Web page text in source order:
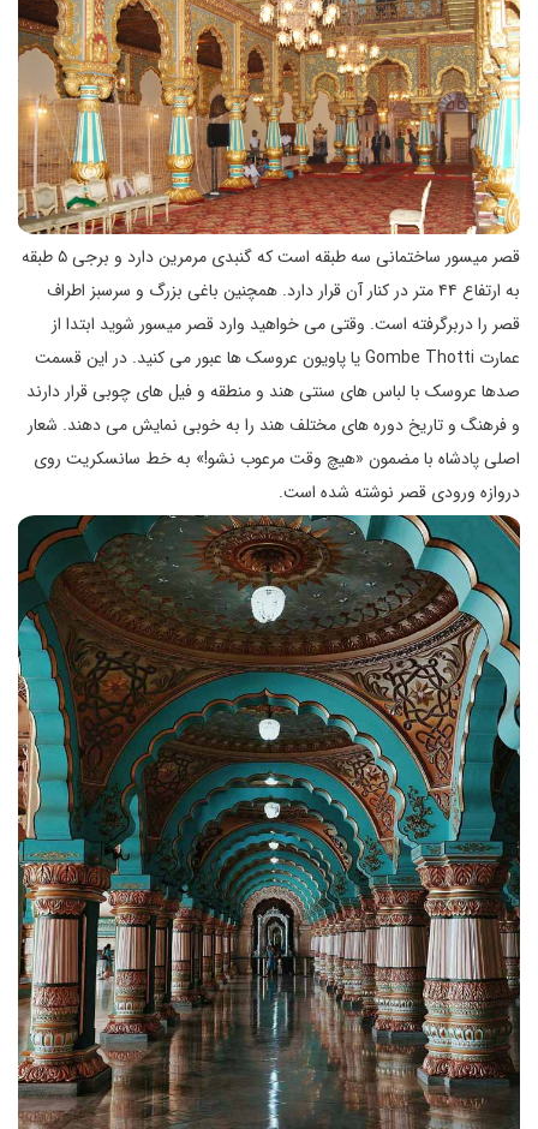
قصر میسور ساختمانی سه طبقه است که گنبدی مرمرین دارد و برجی ۵ طبقه
به ارتفاع ۴۴ متر در کنار آن قرار دارد. همچنین باغی بزرگ و سرسبز اطراف
قصر را دربرگرفته است. وقتی می خواهید وارد قصر میسور شوید ابتدا از
عمارت Gombe Thotti یا پاویون عروسک ها عبور می کنید. در این قسمت
صدها عروسک با لباس های سنتی هند و منطقه و فیل های چوبی قرار دارند
و فرهنگ و تاریخ دوره های مختلف هند را به خوبی نمایش می دهند. شعار
اصلی پادشاه با مضمون «هیچ وقت مرعوب نشو!» به خط سانسکریت روی
دروازه ورودی قصر نوشته شده است.